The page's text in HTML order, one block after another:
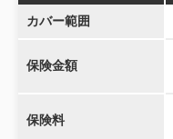
カバー範囲
保険金額
保険料